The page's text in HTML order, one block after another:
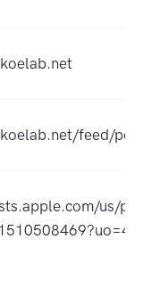
feed/
us/